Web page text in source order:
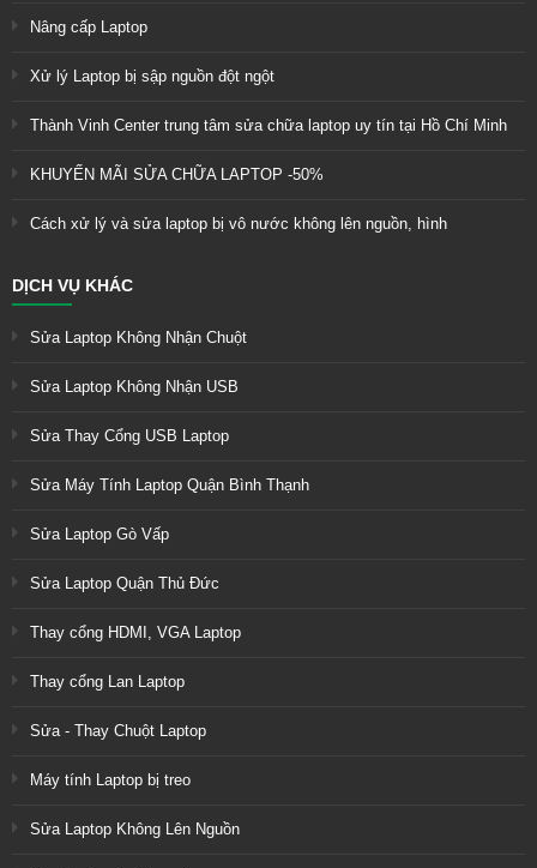
Nâng cấp Laptop
Xử lý Laptop bị sập nguồn đột ngột
Thành Vinh Center trung tâm sửa chữa laptop uy tín tại Hồ Chí Minh
KHUYẾN MÃI SỬA CHỮA LAPTOP -50%
Cách xử lý và sửa laptop bị vô nước không lên nguồn, hình
DỊCH VỤ KHÁC
Sửa Laptop Không Nhận Chuột
Sửa Laptop Không Nhận USB
Sửa Thay Cổng USB Laptop
Sửa Máy Tính Laptop Quận Bình Thạnh
Sửa Laptop Gò Vấp
Sửa Laptop Quận Thủ Đức
Thay cổng HDMI, VGA Laptop
Thay cổng Lan Laptop
Sửa - Thay Chuột Laptop
Máy tính Laptop bị treo
Sửa Laptop Không Lên Nguồn